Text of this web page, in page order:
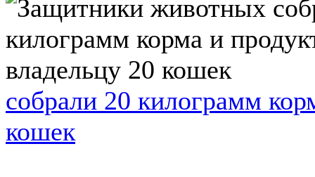
собрали 20 килограмм
кошек